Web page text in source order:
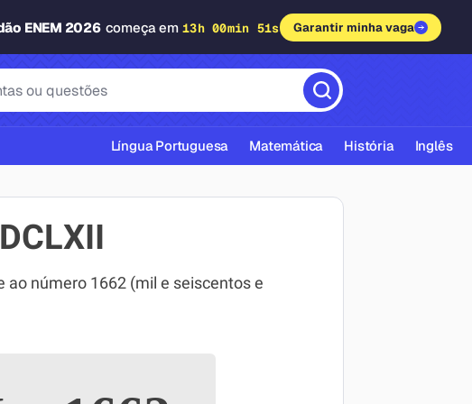
ENEM 2026 começa em 13h 00min 50s Garantir minha vaga
ABNT
Língua Portuguesa Matemática História Inglês
ao número 1662 (mil e seiscentos e